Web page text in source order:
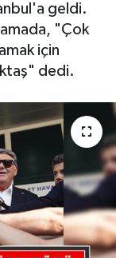
geldi.
"Çok
için
dedi.